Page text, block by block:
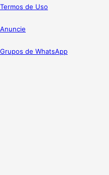
Termos de Uso
Anuncie
Grupos de WhatsApp